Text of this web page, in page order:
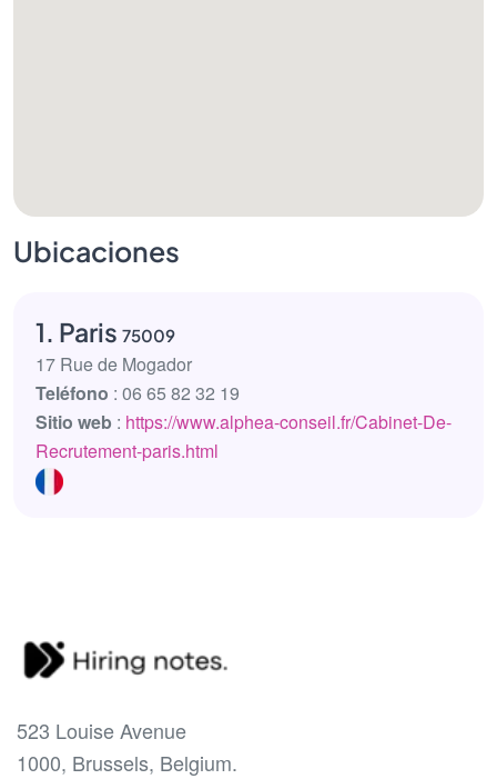
Ubicaciones
1. Paris 75009
17 Rue de Mogador
Teléfono : 06 65 82 32 19
Sitio web : https://www.alphea-conseil.fr/Cabinet-De-
Recrutement-paris.html
523 Louise Avenue
1000, Brussels, Belgium.